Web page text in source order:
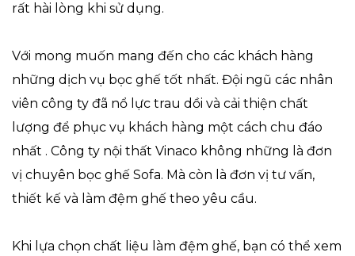
rất hài lòng khi sử dụng.
Với mong muốn mang đến cho các khách hàng
những dịch vụ bọc ghế tốt nhất. Đội ngũ các nhân
viên công ty đã nổ lực trau dồi và cải thiện chất
lượng để phục vụ khách hàng một cách chu đáo
nhất . Công ty nội thất Vinaco không những là đơn
vị chuyên bọc ghế Sofa. Mà còn là đơn vị tư vấn,
thiết kế và làm đệm ghế theo yêu cầu.
Khi lựa chọn chất liệu làm đệm ghế, bạn có thể xem